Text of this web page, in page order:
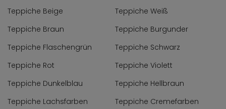
Teppiche Beige
Teppiche Weiß
Teppiche Braun
Teppiche Burgunder
Teppiche Flaschengrün
Teppiche Schwarz
Teppiche Rot
Teppiche Violett
Teppiche Dunkelblau
Teppiche Hellbraun
Teppiche Lachsfarben
Teppiche Cremefarben